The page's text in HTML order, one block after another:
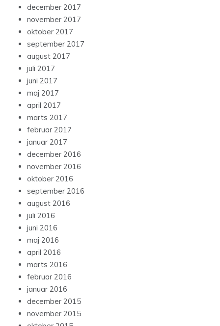
december 2017
november 2017
oktober 2017
september 2017
august 2017
juli 2017
juni 2017
maj 2017
april 2017
marts 2017
februar 2017
januar 2017
december 2016
november 2016
oktober 2016
september 2016
august 2016
juli 2016
juni 2016
maj 2016
april 2016
marts 2016
februar 2016
januar 2016
december 2015
november 2015